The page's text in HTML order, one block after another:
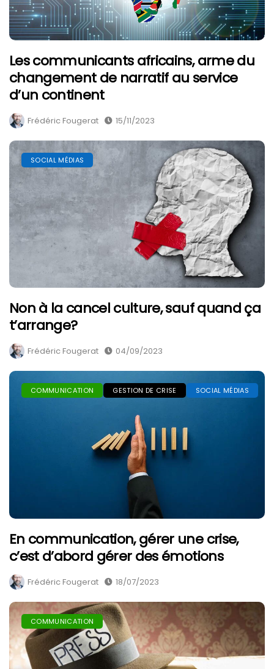
Les communicants africains, arme du
changement de narratif au service
d’un continent
Frédéric Fougerat 15/11/2023
SOCIAL MÉDIAS
Non à la cancel culture, sauf quand ça
t’arrange?
Frédéric Fougerat 04/09/2023
COMMUNICATION GESTION DE CRISE SOCIAL MÉDIAS
En communication, gérer une crise,
c’est d’abord gérer des émotions
Frédéric Fougerat 18/07/2023
COMMUNICATION